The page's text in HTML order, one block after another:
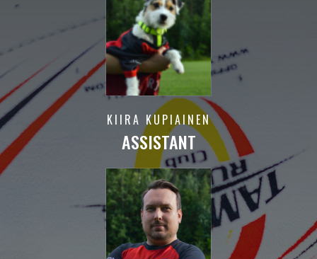
KIIRA KUPIAINEN
ASSISTANT